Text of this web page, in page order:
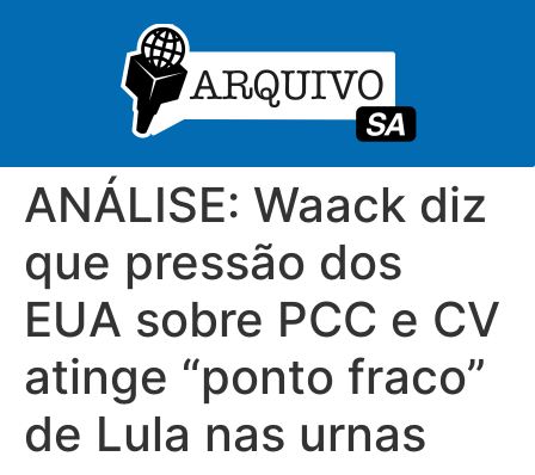
ANÁLISE: Waack diz
que pressão dos
EUA sobre PCC e CV
atinge “ponto fraco”
de Lula nas urnas